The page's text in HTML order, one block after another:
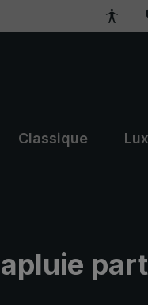
Classique